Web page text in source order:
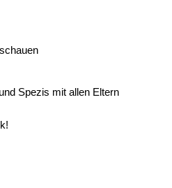
Spezis mit allen Eltern